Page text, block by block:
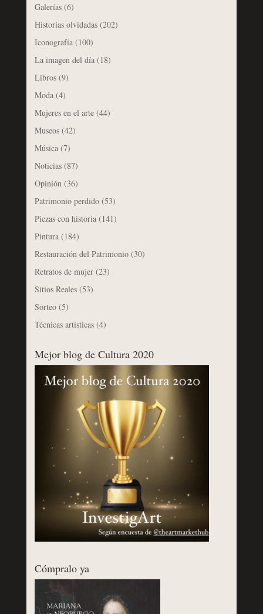
Galerías(6)
Historias olvidadas(202)
Iconografía(100)
La imagen del día(18)
Libros(9)
Moda(4)
Mujeres en el arte(44)
Museos(42)
Música(7)
Noticias(87)
Opinión (36)
Patrimonio perdido(53)
Piezas con historia(141)
Pintura(184)
Restauración del Patrimonio(30)
Retratos de mujer(23)
Sitios Reales(53)
Sorteo(5)
Técnicas artísticas(4)
Mejor blog de Cultura 2020
Cómpralo ya